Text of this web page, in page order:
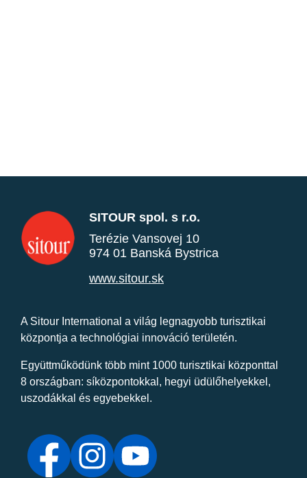
SITOUR spol. s r.o.
Terézie Vansovej 10
974 01 Banská Bystrica
www.sitour.sk
A Sitour International a világ legnagyobb turisztikai
központja a technológiai innováció területén.
Együttműködünk több mint 1000 turisztikai központtal
8 országban: síközpontokkal, hegyi üdülőhelyekkel,
uszodákkal és egyebekkel.